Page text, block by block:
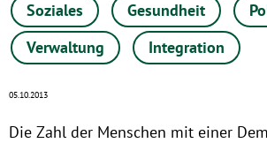
Soziales
Gesundheit
Verwaltung
Integration
05.10.2013
Die Zahl der Menschen mit einer